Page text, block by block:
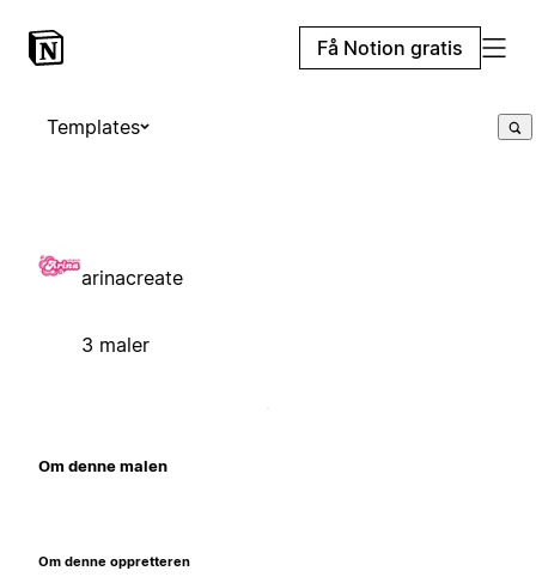
Få Notion gratis
Templates
arinacreate
3 maler
Om denne malen
Om denne oppretteren